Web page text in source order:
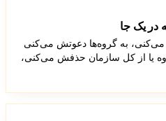
یک جا
می‌کنی، به گروه‌ها دعوتش می‌کنی
یا از کل سازمان حذفش می‌کنی،